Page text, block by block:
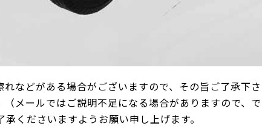
などがある場合がございますので、その旨ご了承下
メールではご説明不足になる場合がありますので、
くださいますようお願い申し上げます。